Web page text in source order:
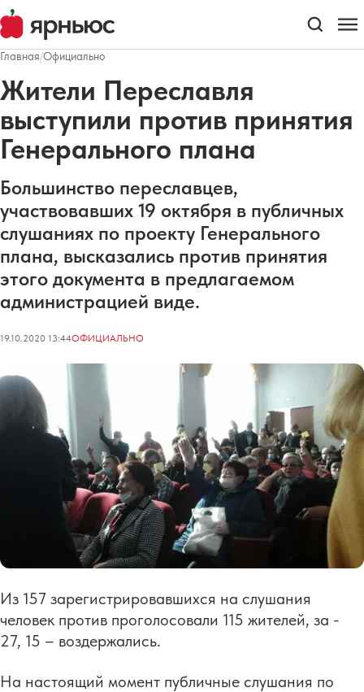
Главная/Официально
Жители Переславля
выступили против принятия
Генерального плана
Большинство переславцев,
участвовавших 19 октября в публичных
слушаниях по проекту Генерального
плана, высказались против принятия
этого документа в предлагаемом
администрацией виде.
19.10.2020 13:44ОФИЦИАЛЬНО
Из 157 зарегистрировавшихся на слушания
человек против проголосовали 115 жителей, за -
27, 15 – воздержались.
На настоящий момент публичные слушания по